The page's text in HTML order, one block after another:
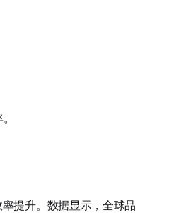
提升。数据显示，全球品